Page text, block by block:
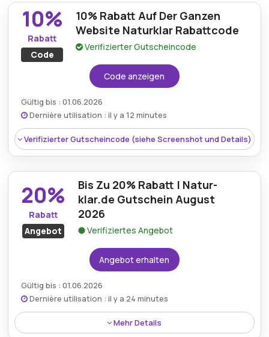
10%
Rabatt
Code
10% Rabatt Auf Der Ganzen
Website Naturklar Rabattcode
Verifizierter Gutscheincode
Code anzeigen
Gültig bis : 01.06.2026
Dernière utilisation : il y a 12 minutes
Verifizierter Gutscheincode (siehe Screenshot und Details)
Eine Ermäßigung von 10% auf alle
berechtigten Naturklar-Produkte mit einem
20%
Rabatt
Angebot
Bis Zu 20% Rabatt | Natur-
klar.de Gutschein August
2026
Verifiziertes Angebot
Angebot erhalten
Gültig bis : 01.06.2026
Dernière utilisation : il y a 24 minutes
Mehr Details